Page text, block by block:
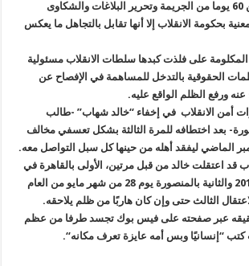
ورغم مضى ما يزيد عن 60 يوما من الجريمة وتحرير البلاغات والشكاوى
بحكومة الانقلاب إلا أنها تقابل بالتجاهل ما يعكس
على فلذت كبدها سلطات الانقلاب مسئولية
الحقوقية بالتدخل للمساهمة في الإفصاح عن
ورفع الظلم الواقع عليه.
تستمر قوات أمن الانقلاب في إخفاء “خالد شهاب” -طالب
بعد اختطافه للمرة الثالثة بشكل تعسفي مخالف
.
قد اعتقلت خالد من قبل مرتين، الأولى بالقاهرة في
أحداث 25 يناير لعام 2014 والثانية بالمنصورة يوم 28 من شهر مايو من العام
الثالث حتى وإن كان هاربًا من ظلم يلاحقه.
عبر صفحته على فيس بوك تجسد طرفا من عظم
كتب “إنسانيًا وبس أمه عايزة تعرف مكانه“.